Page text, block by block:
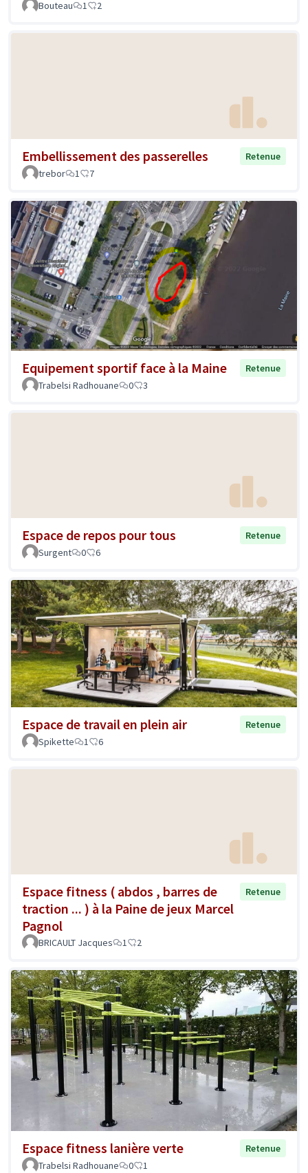
Bouteau 1 2
Embellissement des passerelles
Retenue
trebor
1 7
Equipement sportif face à la Maine
Retenue
Trabelsi Radhouane
0 3
Espace de repos pour tous
Retenue
Surgent
0 6
Espace de travail en plein air
Retenue
Spikette
1 6
Espace fitness ( abdos , barres de
traction ... ) à la Paine de jeux Marcel
Pagnol
Retenue
BRICAULT Jacques 1 2
Espace fitness lanière verte
Retenue
Trabelsi Radhouane
0 1